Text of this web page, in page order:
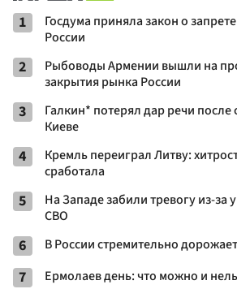
1
Госдума приняла закон о
России
2
Рыбоводы Армении вышли на
закрытия рынка России
3
Галкин* потерял дар речи после
Киеве
4
Кремль переиграл Литву:
сработала
5
На Западе забили тревогу из-за
СВО
6 В России стремительно
7 Ермолаев день: что можно и